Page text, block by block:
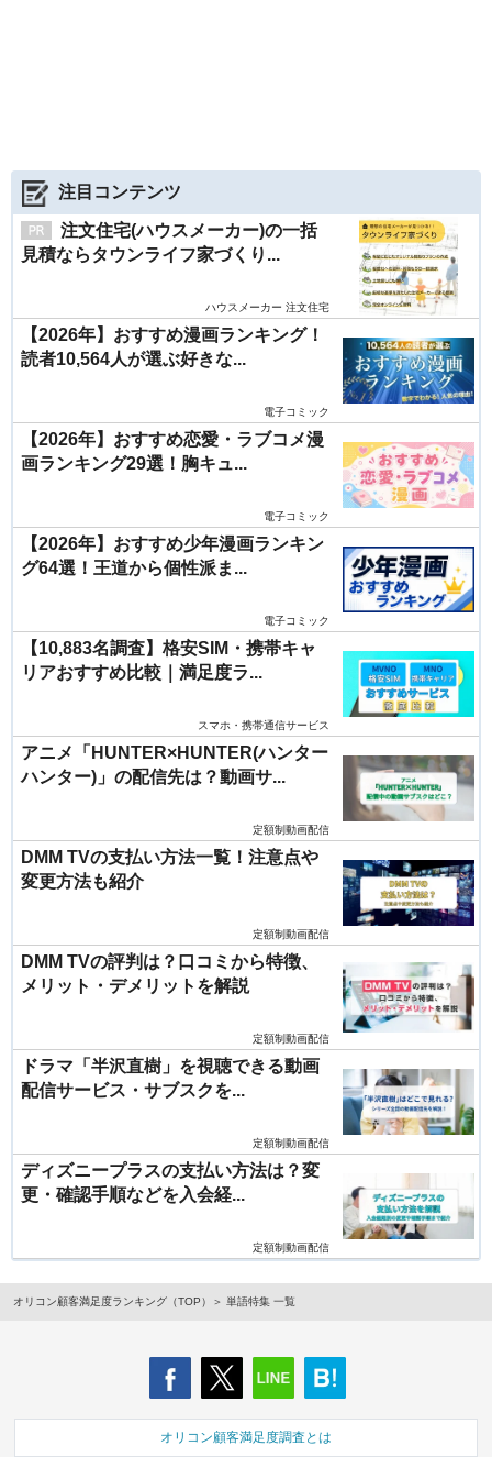
注目コンテンツ
注文住宅(ハウスメーカー)の一括
見積ならタウンライフ家づくり...
ハウスメーカー 注文住宅
【2026年】おすすめ漫画ランキング！
読者10,564人が選ぶ好きな...
電子コミック
【2026年】おすすめ恋愛・ラブコメ漫
画ランキング29選！胸キュ...
電子コミック
【2026年】おすすめ少年漫画ランキン
グ64選！王道から個性派ま...
電子コミック
【10,883名調査】格安SIM・携帯キャ
リアおすすめ比較｜満足度ラ...
スマホ・携帯通信サービス
アニメ「HUNTER×HUNTER(ハンター
ハンター)」の配信先は？動画サ...
定額制動画配信
DMM TVの支払い方法一覧！注意点や
変更方法も紹介
定額制動画配信
DMM TVの評判は？口コミから特徴、
メリット・デメリットを解説
定額制動画配信
ドラマ「半沢直樹」を視聴できる動画
配信サービス・サブスクを...
定額制動画配信
ディズニープラスの支払い方法は？変
更・確認手順などを入会経...
定額制動画配信
オリコン顧客満足度ランキング（TOP） 単語特集 一覧
オリコン顧客満足度調査とは